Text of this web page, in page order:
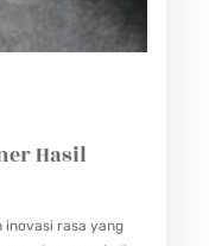
Hasil
inovasi rasa yang